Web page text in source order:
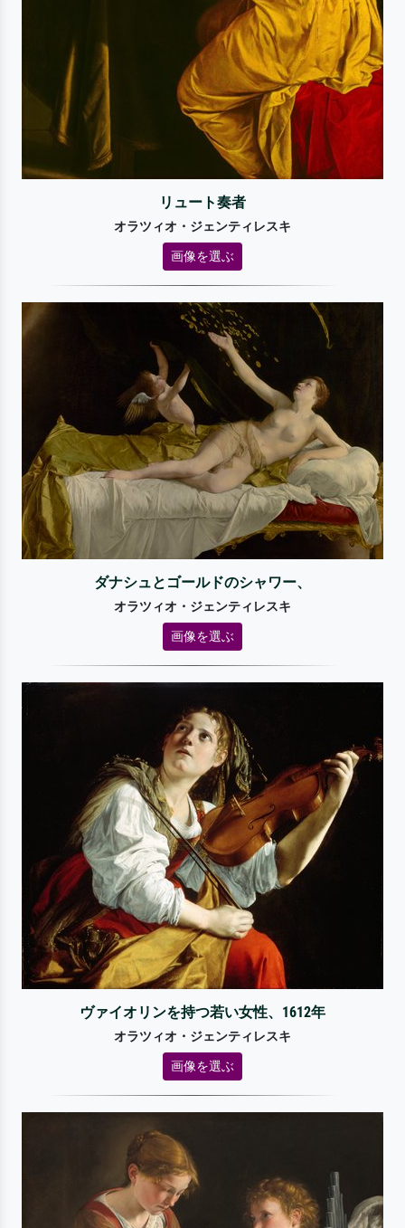
リュート奏者
オラツィオ・ジェンティレスキ
画像を選ぶ
ダナシュとゴールドのシャワー、
オラツィオ・ジェンティレスキ
画像を選ぶ
ヴァイオリンを持つ若い女性、1612年
オラツィオ・ジェンティレスキ
画像を選ぶ